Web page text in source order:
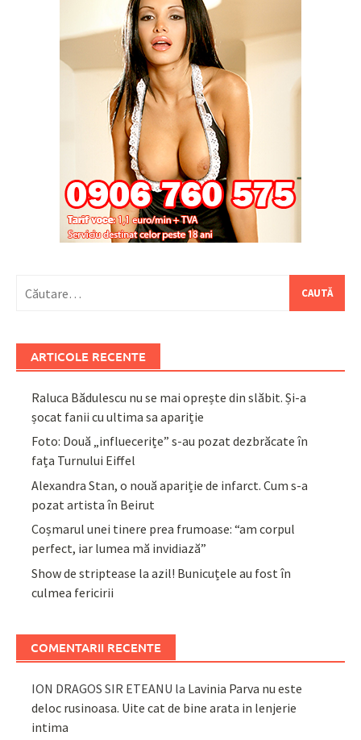
după:
ARTICOLE RECENTE
Raluca Bădulescu nu se mai oprește din slăbit. Și-a
șocat fanii cu ultima sa apariție
Foto: Două „influecerițe” s-au pozat dezbrăcate în
fața Turnului Eiffel
Alexandra Stan, o nouă apariție de infarct. Cum s-a
pozat artista în Beirut
Coșmarul unei tinere prea frumoase: “am corpul
perfect, iar lumea mă invidiază”
Show de striptease la azil! Bunicuțele au fost în
culmea fericirii
COMENTARII RECENTE
ION DRAGOS SIR ETEANU la Lavinia Parva nu este
deloc rusinoasa. Uite cat de bine arata in lenjerie
intima